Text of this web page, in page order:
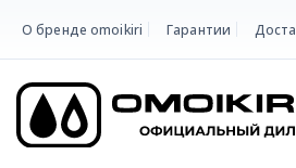
О бренде omoikiri Гарантии